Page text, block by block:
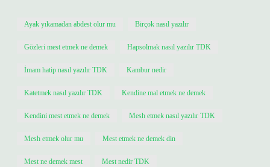
Ayak yıkamadan abdest olur mu Birçok nasıl yazılır
Gözleri mest etmek ne demek Hapsolmak nasıl yazılır TDK
İmam hatip nasıl yazılır TDK Kambur nedir
Katetmek nasıl yazılır TDK Kendine mal etmek ne demek
Kendini mest etmek ne demek Mesh etmek nasıl yazılır TDK
Mesh etmek olur mu Mest etmek ne demek din
Mest ne demek mest Mest nedir TDK